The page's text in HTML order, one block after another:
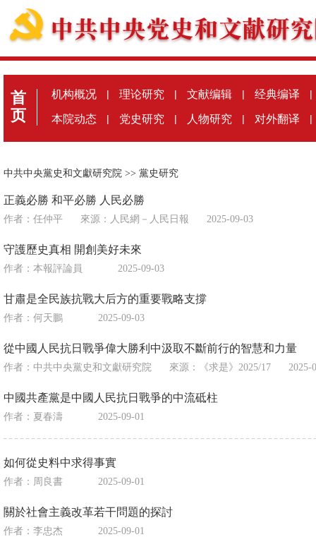
首
页
机构概况 | 理论研究 | 文献编辑 | 经典编译 |
本院动态 | 党史研究 | 人物研究 | 对外翻译 |
中共中央黨史和文獻研究院 >> 黨史研究
正義必勝 和平必勝 人民必勝
作者：任仲平 來源： 人民網－人民日報 2025-09-03
守護歷史真相 開創美好未來
作者：本報評論員 2025-09-03
甘肅是全民族抗戰大后方的重要戰略支撐
作者：何天鵬 2025-09-03
從中國人民抗日戰爭偉大勝利中汲取不斷前行的智慧和力量
作者：中共中央黨史和文獻研究院 來源： 《求是》2025/17 2025-
中國共產黨是中國人民抗日戰爭的中流砥柱
作者：夏春濤 2025-09-01
如何從史料中求得事實
作者：周良書 2025-09-01
關於社會主義改革若干問題的探討
作者：李忠杰 2025-09-01